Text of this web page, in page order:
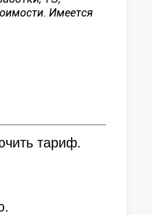
Имеется
тариф.